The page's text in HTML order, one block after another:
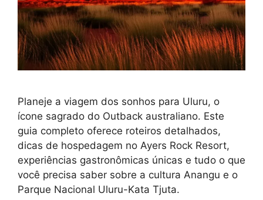
Planeje a viagem dos sonhos para Uluru, o
ícone sagrado do Outback australiano. Este
guia completo oferece roteiros detalhados,
dicas de hospedagem no Ayers Rock Resort,
experiências gastronômicas únicas e tudo o que
você precisa saber sobre a cultura Anangu e o
Parque Nacional Uluru-Kata Tjuta.